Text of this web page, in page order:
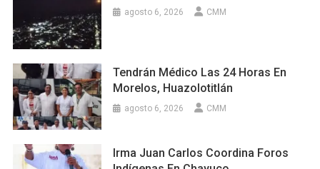
agosto 6, 2026 CMM
Tendrán Médico Las 24 Horas En
Morelos, Huazolotitlán
agosto 6, 2026 CMM
Irma Juan Carlos Coordina Foros